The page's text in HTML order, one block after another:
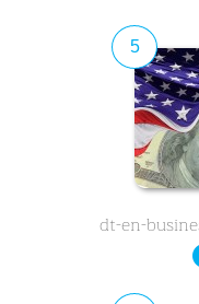
5
dt-en-